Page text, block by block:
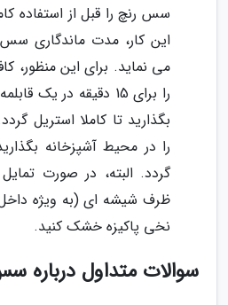
سس رنچ را قبل از استفاده
این کار، مدت ماندگاری
می نماید. برای این
را برای 15 دقیقه در
بگذارید تا کاملا استریل
را در محیط آشپزخانه
گردد. البته، در صورت
ظرف شیشه ای (به ویژه
نخی پاکیزه خشک کنید.
سوالات متداول درباره